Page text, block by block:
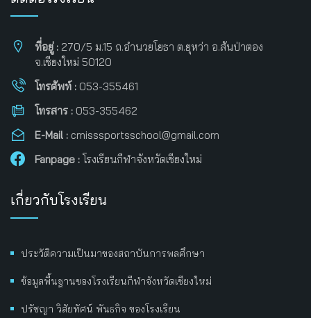
ที่อยู่ : 270/5 ม.15 ถ.อำนวยโยธา ต.ยุหว่า อ.สันป่าตอง
จ.เชียงใหม่ 50120
โทรศัพท์ : 053-355461
โทรสาร : 053-355462
E-Mail : cmisssportsschool@gmail.com
Fanpage : โรงเรียนกีฬาจังหวัดเชียงใหม่
เกี่ยวกับโรงเรียน
ประวัติความเป็นมาของสถาบันการพลศึกษา
ข้อมูลพื้นฐานของโรงเรียนกีฬาจังหวัดเชียงใหม่
ปรัชญา วิสัยทัศน์ พันธกิจ ของโรงเรียน